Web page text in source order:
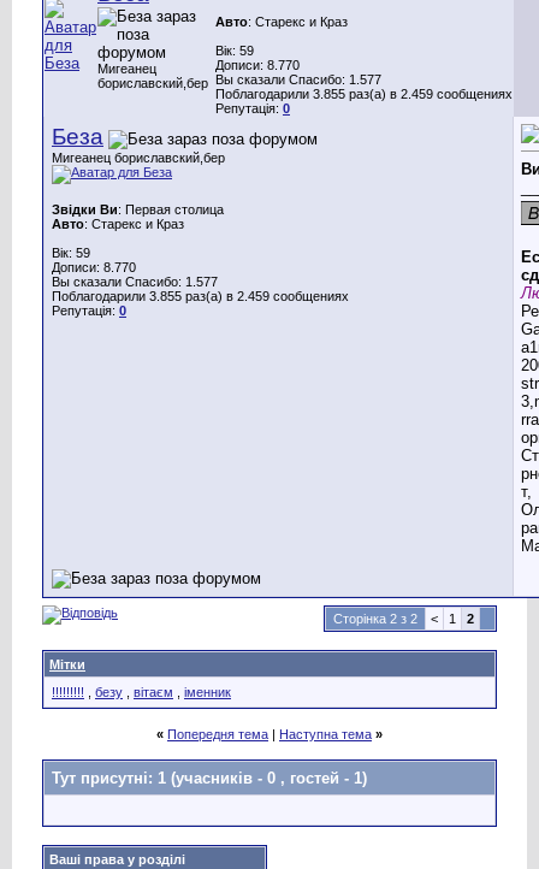
Мигеанец
бориславский,бер
Авто: Старекс и Краз
Вік: 59
Дописи: 8.770
Вы сказали Спасибо: 1.577
Поблагодарили 3.855 раз(а) в 2.459 сообщениях
Репутація: 0
Беза
Мигеанец бориславский,бер
Звідки Ви: Первая столица
Авто: Старекс и Краз
Вік: 59
Дописи: 8.770
Вы сказали Спасибо: 1.577
Поблагодарили 3.855 раз(а) в 2.459 сообщениях
Репутація: 0
т,
Сторінка 2 з 2 < 1 2
Мітки
!!!!!!!!!
безу вітаєм іменник
« Попередня тема | Наступна тема »
Тут присутні: 1 (учасників - 0 , гостей - 1)
Ваші права у розділі